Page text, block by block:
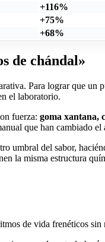
+116%
+75%
+68%
de chándal»
Para lograr que
el laboratorio.
fuerza: goma xantana,
que han cambiado
del sabor,
la misma estructura
de vida frenéticos sin